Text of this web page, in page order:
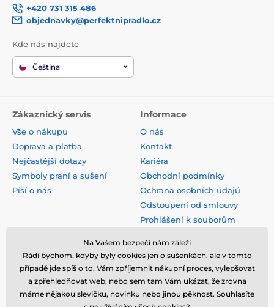
+420 731 315 486
objednavky@perfektnipradlo.cz
Kde nás najdete
Čeština
Zákaznický servis
Vše o nákupu
Doprava a platba
Nejčastější dotazy
Symboly praní a sušení
Píší o nás
Informace
O nás
Kontakt
Kariéra
Obchodní podmínky
Ochrana osobních údajů
Odstoupení od smlouvy
Prohlášení k souborům
Bezpečná platba kartou
Na Vašem bezpečí nám záleží
Rádi bychom, kdyby byly cookies jen o sušenkách, ale v tomto
případě jde spíš o to, Vám zpříjemnit nákupní proces, vylepšovat
a zpřehledňovat web, nebo sem tam Vám ukázat, že zrovna
máme nějakou slevičku, novinku nebo jinou pěknost. Souhlasíte